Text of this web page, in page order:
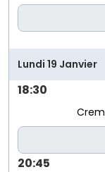
Lundi 19 Janvier
18:30
20:45